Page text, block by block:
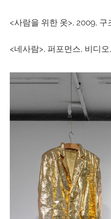
<사람을 위한 옷>, 2009, 구
<네사람>, 퍼포먼스, 비디